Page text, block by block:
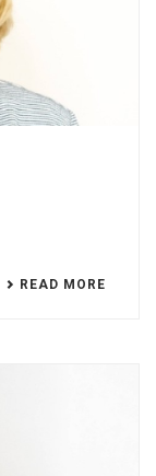
READ MORE